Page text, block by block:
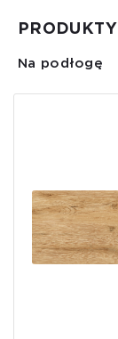
Na podłogę